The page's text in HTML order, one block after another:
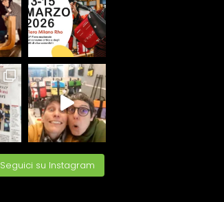
Seguici su Instagram